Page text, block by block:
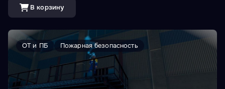
(административное помещение, стройплощадка,
цех) и действовать согласно регламентам по
технике пожарной безопасности.&nbsp;Доступны
VR и ПК режимы.<br><br>
В корзину
ОТ и ПБ Пожарная безопасность